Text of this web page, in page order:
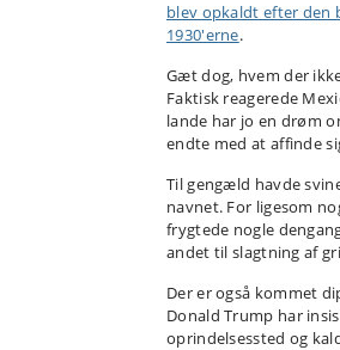
blev opkaldt efter den
1930'erne.
Gæt dog, hvem der
Faktisk reagerede
lande har jo en drøm
endte med at affinde
Til gengæld havde
navnet. For ligesom
frygtede nogle
andet til slagtning af
Der er også kommet
Donald Trump har
oprindelsessted og